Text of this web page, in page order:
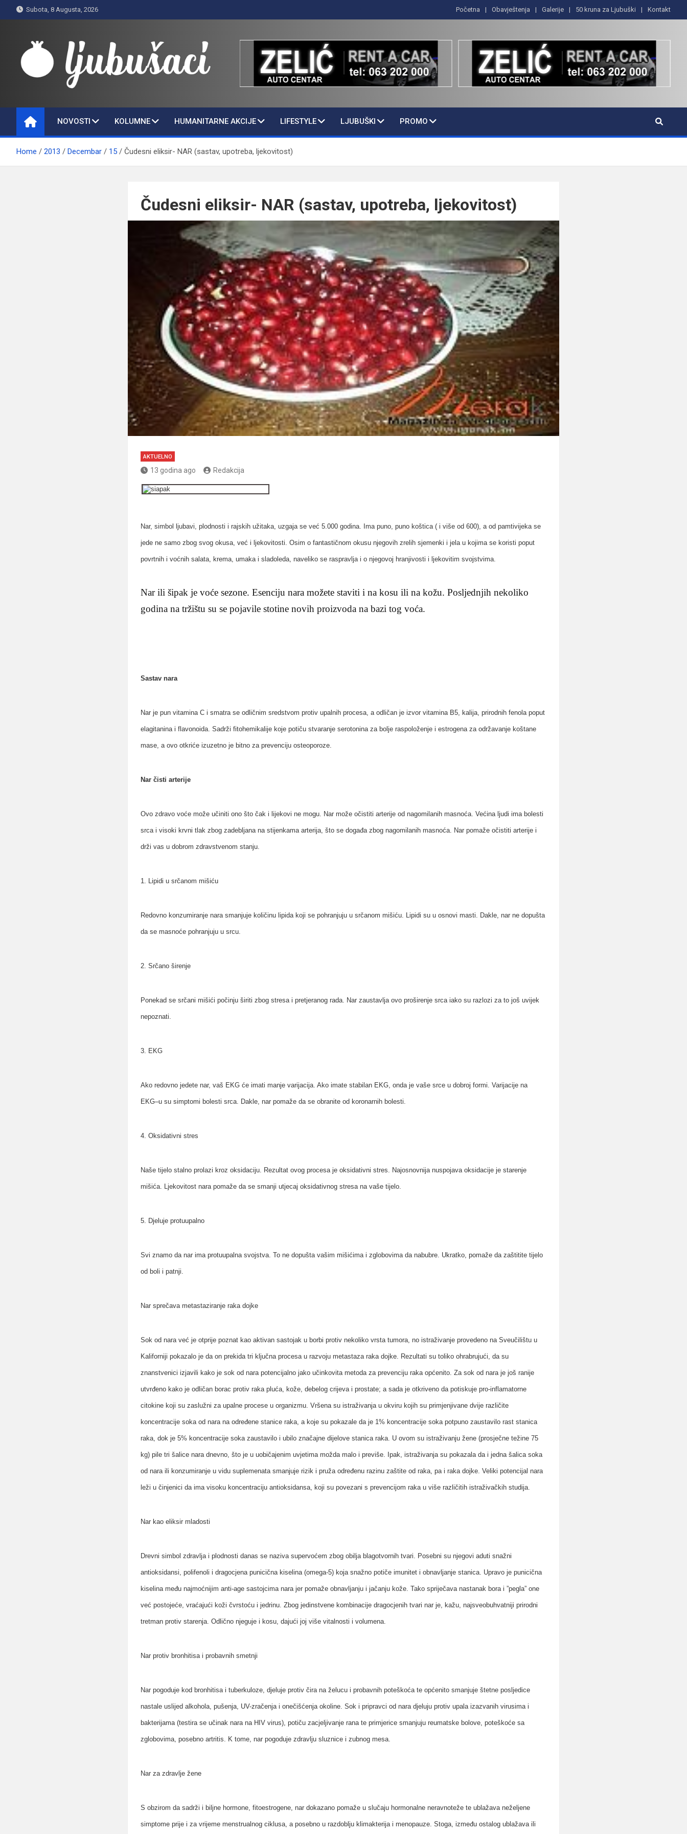
to
Subota, 8 Augusta, 2026 Početna Obavještenja Galerije 50 kruna za Ljubuški Kontakt
Ljubušaci
NOVOSTI KOLUMNE HUMANITARNE AKCIJE LIFESTYLE LJUBUŠKI PROMO
Home 2013 Decembar 15 Čudesni eliksir- NAR (sastav, upotreba, ljekovitost)
Čudesni eliksir- NAR (sastav, upotreba, ljekovitost)
AKTUELNO
13 godina ago Redakcija
Nar, simbol ljubavi, plodnosti i rajskih užitaka, uzgaja se već 5.000 godina. Ima puno, puno koštica ( i više od 600), a od pamtivijeka se
jede ne samo zbog svog okusa, već i ljekovitosti. Osim o fantastičnom okusu njegovih zrelih sjemenki i jela u kojima se koristi poput
povrtnih i voćnih salata, krema, umaka i sladoleda, naveliko se raspravlja i o njegovoj hranjivosti i ljekovitim svojstvima.
Nar ili šipak je voće sezone. Esenciju nara možete staviti i na kosu ili na kožu. Posljednjih nekoliko
godina na tržištu su se pojavile stotine novih proizvoda na bazi tog voća.
Sastav nara
Nar je pun vitamina C i smatra se odličnim sredstvom protiv upalnih procesa, a odličan je izvor vitamina B5, kalija, prirodnih fenola poput
elagitanina i flavonoida. Sadrži fitohemikalije koje potiču stvaranje serotonina za bolje raspoloženje i estrogena za održavanje koštane
mase, a ovo otkriće izuzetno je bitno za prevenciju osteoporoze.
Nar čisti arterije
Ovo zdravo voće može učiniti ono što čak i lijekovi ne mogu. Nar može očistiti arterije od nagomilanih masnoća. Većina ljudi ima bolesti
srca i visoki krvni tlak zbog zadebljana na stijenkama arterija, što se događa zbog nagomilanih masnoća. Nar pomaže očistiti arterije i
drži vas u dobrom zdravstvenom stanju.
1. Lipidi u srčanom mišiću
Redovno konzumiranje nara smanjuje količinu lipida koji se pohranjuju u srčanom mišiću. Lipidi su u osnovi masti. Dakle, nar ne dopušta
da se masnoće pohranjuju u srcu.
2. Srčano širenje
Ponekad se srčani mišići počinju širiti zbog stresa i pretjeranog rada. Nar zaustavlja ovo proširenje srca iako su razlozi za to još uvijek
nepoznati.
3. EKG
Ako redovno jedete nar, vaš EKG će imati manje varijacija. Ako imate stabilan EKG, onda je vaše srce u dobroj formi. Varijacije na
EKG–u su simptomi bolesti srca. Dakle, nar pomaže da se obranite od koronarnih bolesti.
4. Oksidativni stres
Naše tijelo stalno prolazi kroz oksidaciju. Rezultat ovog procesa je oksidativni stres. Najosnovnija nuspojava oksidacije je starenje
mišića. Ljekovitost nara pomaže da se smanji utjecaj oksidativnog stresa na vaše tijelo.
5. Djeluje protuupalno
Svi znamo da nar ima protuupalna svojstva. To ne dopušta vašim mišićima i zglobovima da nabubre. Ukratko, pomaže da zaštitite tijelo
od boli i patnji.
Nar sprečava metastaziranje raka dojke
Sok od nara već je otprije poznat kao aktivan sastojak u borbi protiv nekoliko vrsta tumora, no istraživanje provedeno na Sveučilištu u
Kaliforniji pokazalo je da on prekida tri ključna procesa u razvoju metastaza raka dojke. Rezultati su toliko ohrabrujući, da su
znanstvenici izjavili kako je sok od nara potencijalno jako učinkovita metoda za prevenciju raka općenito. Za sok od nara je još ranije
utvrđeno kako je odličan borac protiv raka pluća, kože, debelog crijeva i prostate; a sada je otkriveno da potiskuje pro-inflamatorne
citokine koji su zaslužni za upalne procese u organizmu. Vršena su istraživanja u okviru kojih su primjenjivane dvije različite
koncentracije soka od nara na određene stanice raka, a koje su pokazale da je 1% koncentracije soka potpuno zaustavilo rast stanica
raka, dok je 5% koncentracije soka zaustavilo i ubilo značajne dijelove stanica raka. U ovom su istraživanju žene (prosječne težine 75
kg) pile tri šalice nara dnevno, što je u uobičajenim uvjetima možda malo i previše. Ipak, istraživanja su pokazala da i jedna šalica soka
od nara ili konzumiranje u vidu suplemenata smanjuje rizik i pruža određenu razinu zaštite od raka, pa i raka dojke. Veliki potencijal nara
leži u činjenici da ima visoku koncentraciju antioksidansa, koji su povezani s prevencijom raka u više različitih istraživačkih studija.
Nar kao eliksir mladosti
Drevni simbol zdravlja i plodnosti danas se naziva supervoćem zbog obilja blagotvornih tvari. Posebni su njegovi aduti snažni
antioksidansi, polifenoli i dragocjena punicična kiselina (omega-5) koja snažno potiče imunitet i obnavljanje stanica. Upravo je punicična
kiselina među najmoćnijim anti-age sastojcima nara jer pomaže obnavljanju i jačanju kože. Tako spriječava nastanak bora i ”pegla” one
već postojeće, vraćajući koži čvrstoću i jedrinu. Zbog jedinstvene kombinacije dragocjenih tvari nar je, kažu, najsveobuhvatniji prirodni
tretman protiv starenja. Odlično njeguje i kosu, dajući joj više vitalnosti i volumena.
Nar protiv bronhitisa i probavnih smetnji
Nar pogoduje kod bronhitisa i tuberkuloze, djeluje protiv čira na želucu i probavnih poteškoća te općenito smanjuje štetne posljedice
nastale uslijed alkohola, pušenja, UV-zračenja i onečišćenja okoline. Sok i pripravci od nara djeluju protiv upala izazvanih virusima i
bakterijama (testira se učinak nara na HIV virus), potiču zacjeljivanje rana te primjerice smanjuju reumatske bolove, poteškoće sa
zglobovima, posebno artritis. K tome, nar pogoduje zdravlju sluznice i zubnog mesa.
Nar za zdravlje žene
S obzirom da sadrži i biljne hormone, fitoestrogene, nar dokazano pomaže u slučaju hormonalne neravnoteže te ublažava neželjene
simptome prije i za vrijeme menstrualnog ciklusa, a posebno u razdoblju klimakterija i menopauze. Stoga, između ostalog ublažava ili